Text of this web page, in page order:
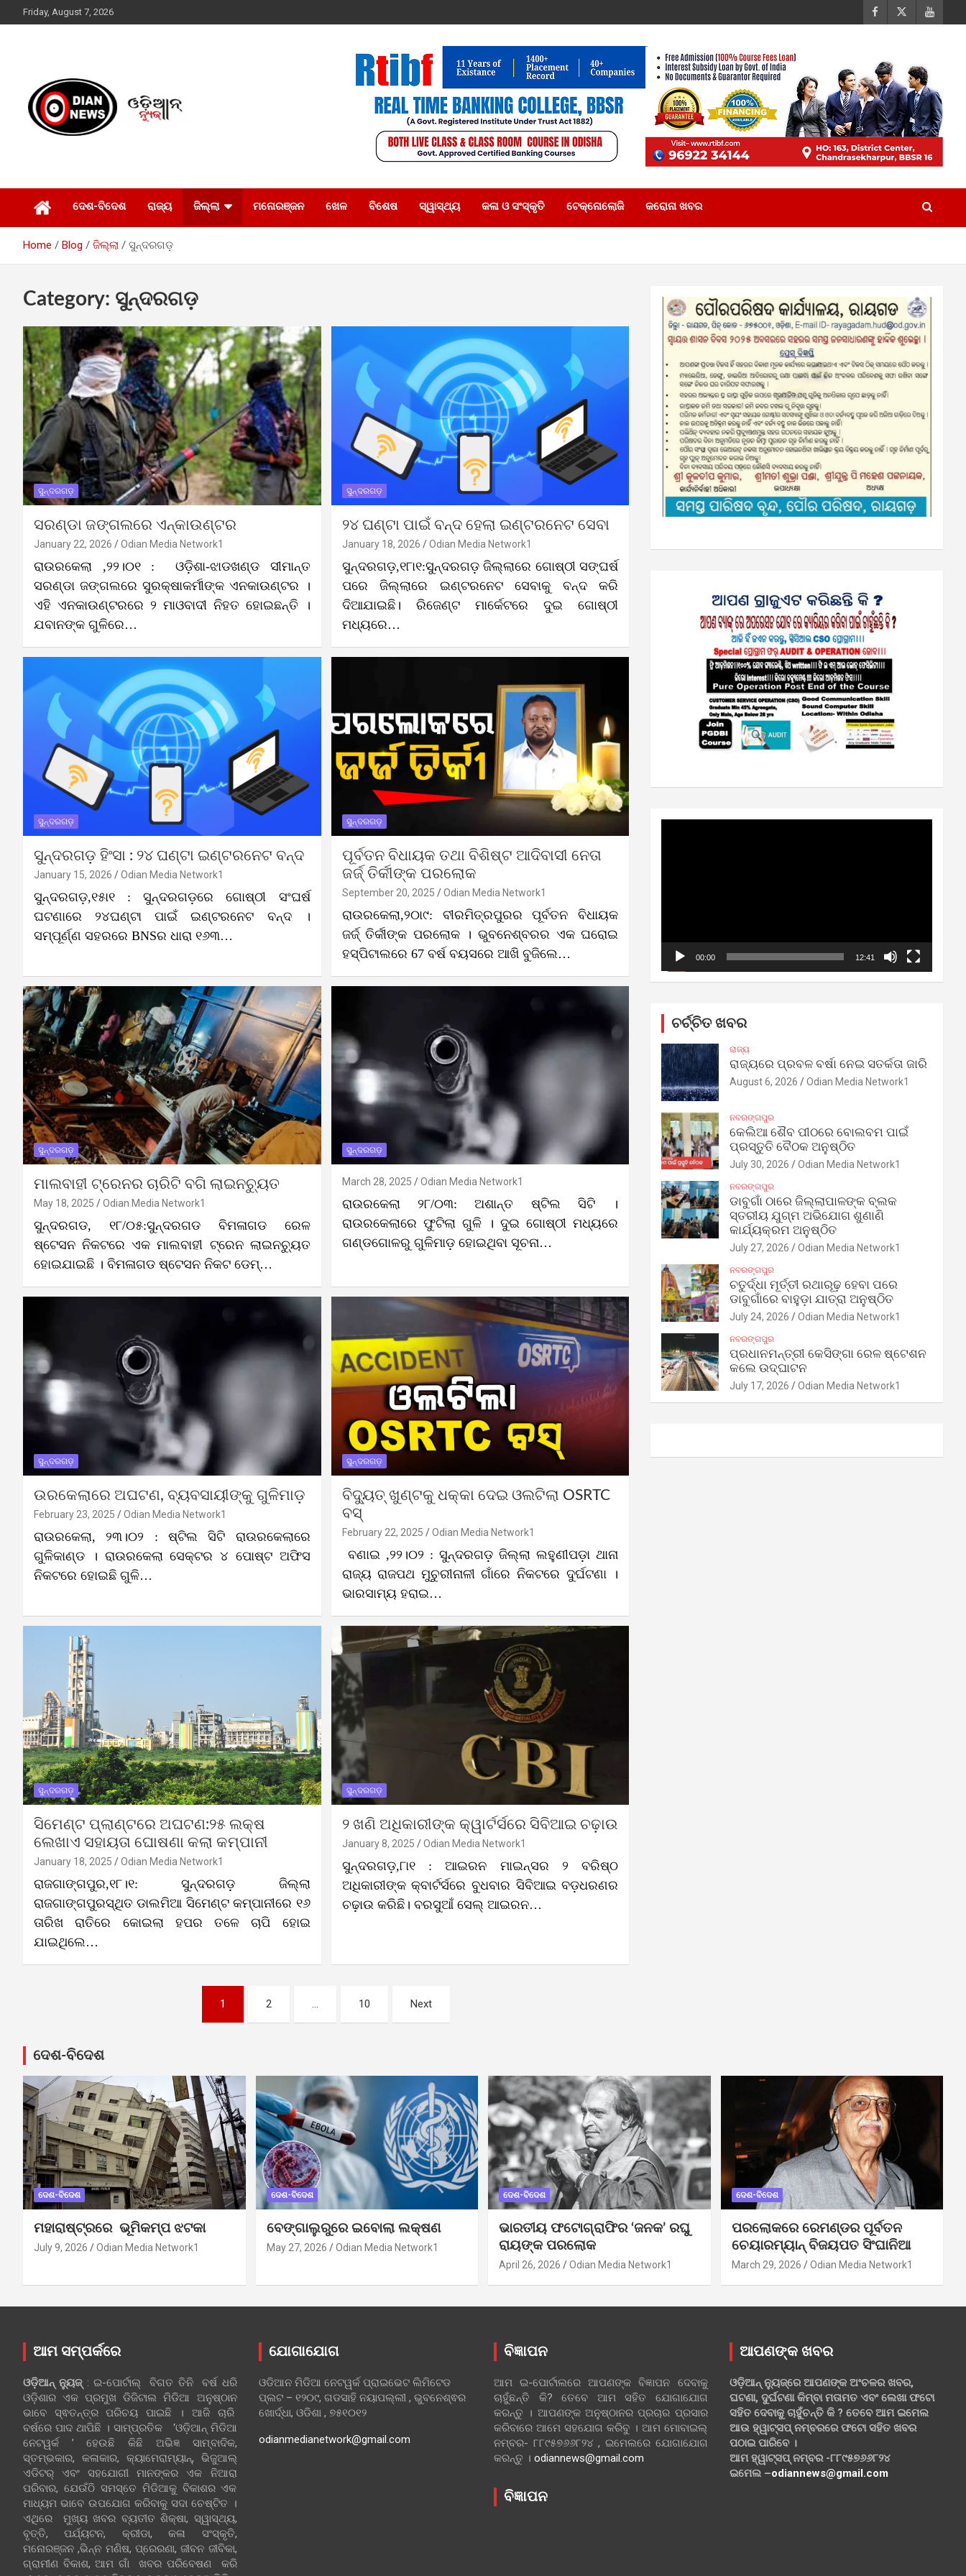
to
Friday, August 7, 2026
ଦେଶ-ବିଦେଶ ରାଜ୍ୟ ଜିଲ୍ଲା ମନୋରଞ୍ଜନ ଖେଳ ବିଶେଷ ସ୍ୱାସ୍ଥ୍ୟ କଳା ଓ ସଂସ୍କୃତି ଟେକ୍ନୋଲୋଜି କରୋନା ଖବର
Home Blog ଜିଲ୍ଲା ସୁନ୍ଦରଗଡ଼
Category: ସୁନ୍ଦରଗଡ଼
ସୁନ୍ଦରଗଡ଼
ସରଣ୍ଡା ଜଙ୍ଗଲରେ ଏନ୍‌କାଉଣ୍ଟର
January 22, 2026 Odian Media Network1
ରାଉରକେଲା ,୨୨।୦୧ : ଓଡ଼ିଶା-ଝାଡଖଣ୍ଡ ସୀମାନ୍ତ
ସରଣ୍ଡା ଜଙ୍ଗଲରେ ସୁରକ୍ଷାକର୍ମୀଙ୍କ ଏନକାଉଣ୍ଟର ।
ଏହି ଏନକାଉଣ୍ଟରରେ ୨ ମାଓବାଦୀ ନିହତ ହୋଇଛନ୍ତି ।
ଯବାନଙ୍କ ଗୁଳିରେ…
ସୁନ୍ଦରଗଡ଼
୨୪ ଘଣ୍ଟା ପାଇଁ ବନ୍ଦ ହେଲା ଇଣ୍ଟରନେଟ ସେବା
January 18, 2026 Odian Media Network1
ସୁନ୍ଦରଗଡ଼,୧୮ା୧:ସୁନ୍ଦରଗଡ଼ ଜିଲ୍ଲାରେ ଗୋଷ୍ଠୀ ସଙ୍ଘର୍ଷ
ପରେ ଜିଲ୍ଲାରେ ଇଣ୍ଟରନେଟ ସେବାକୁ ବନ୍ଦ କରି
ଦିଆଯାଇଛି। ରିଜେଣ୍ଟ ମାର୍କେଟରେ ଦୁଇ ଗୋଷ୍ଠୀ
ମଧ୍ୟରେ…
ସୁନ୍ଦରଗଡ଼
ସୁନ୍ଦରଗଡ଼ ହିଂସା : ୨୪ ଘଣ୍ଟା ଇଣ୍ଟରନେଟ ବନ୍ଦ
January 15, 2026 Odian Media Network1
ସୁନ୍ଦରଗଡ଼,୧୫ା୧ : ସୁନ୍ଦରଗଡ଼ରେ ଗୋଷ୍ଠୀ ସଂଘର୍ଷ
ଘଟଣାରେ ୨୪ଘଣ୍ଟା ପାଇଁ ଇଣ୍ଟରନେଟ ବନ୍ଦ ।
ସମ୍ପୂର୍ଣ୍ଣ ସହରରେ BNSର ଧାରା ୧୬୩…
ସୁନ୍ଦରଗଡ଼
ପୂର୍ବତନ ବିଧାୟକ ତଥା ବିଶିଷ୍ଟ ଆଦିବାସୀ ନେତା
ଜର୍ଜ୍ ତିର୍କୀଙ୍କ ପରଲୋକ
September 20, 2025 Odian Media Network1
ରାଉରକେଲା,୨୦ା୯: ବୀରମିତ୍ରପୁରର ପୂର୍ବତନ ବିଧାୟକ
ଜର୍ଜ୍ ତିର୍କୀଙ୍କ ପରଲୋକ । ଭୁବନେଶ୍ବରର ଏକ ଘରୋଇ
ହସ୍ପିଟାଲରେ 67 ବର୍ଷ ବୟସରେ ଆଖି ବୁଜିଲେ…
ସୁନ୍ଦରଗଡ଼
ମାଲବାହୀ ଟ୍ରେନର ଚାରିଟି ବଗି ଲାଇନଚ୍ୟୁତ
May 18, 2025 Odian Media Network1
ସୁନ୍ଦରଗଡ, ୧୮/୦୫:ସୁନ୍ଦରଗଡ ବିମଳାଗଡ ରେଳ
ଷ୍ଟେସନ ନିକଟରେ ଏକ ମାଲବାହୀ ଟ୍ରେନ ଲାଇନଚ୍ୟୁତ
ହୋଇଯାଇଛି । ବିମଳାଗଡ ଷ୍ଟେସନ ନିକଟ ଡେମ୍…
ସୁନ୍ଦରଗଡ଼
March 28, 2025 Odian Media Network1
ରାଉରକେଲା ୨୮/୦୩: ଅଶାନ୍ତ ଷ୍ଟିଲ ସିଟି ।
ରାଉରକେଲାରେ ଫୁଟିଲା ଗୁଳି । ଦୁଇ ଗୋଷ୍ଠୀ ମଧ୍ୟରେ
ଗଣ୍ଡଗୋଳରୁ ଗୁଳିମାଡ଼ ହୋଇଥିବା ସୂଚନା…
ସୁନ୍ଦରଗଡ଼
ଉରକେଲାରେ ଅଘଟଣ, ବ୍ୟବସାୟୀଙ୍କୁ ଗୁଳିମାଡ଼
February 23, 2025 Odian Media Network1
ରାଉରକେଲା, ୨୩।୦୨ : ଷ୍ଟିଲ ସିଟି ରାଉରକେଲାରେ
ଗୁଳିକାଣ୍ଡ । ରାଉରକେଲା ସେକ୍ଟର ୪ ପୋଷ୍ଟ ଅଫିସ
ନିକଟରେ ହୋଇଛି ଗୁଳି…
ସୁନ୍ଦରଗଡ଼
ବିଦ୍ୟୁତ୍ ଖୁଣ୍ଟକୁ ଧକ୍କା ଦେଇ ଓଲଟିଲା OSRTC
ବସ୍
February 22, 2025 Odian Media Network1
ବଣାଇ ,୨୨।୦୨ : ସୁନ୍ଦରଗଡ଼ ଜିଲ୍ଲା ଲହୁଣୀପଡ଼ା ଥାନା
ରାଜ୍ୟ ରାଜପଥ ମୁଚୁରୀନାଳୀ ଗାଁରେ ନିକଟରେ ଦୁର୍ଘଟଣା ।
ଭାରସାମ୍ୟ ହରାଇ…
ସୁନ୍ଦରଗଡ଼
ସିମେଣ୍ଟ ପ୍ଲାଣ୍ଟରେ ଅଘଟଣ:୨୫ ଲକ୍ଷ
ଲେଖାଏ ସହାୟତା ଘୋଷଣା କଲା କମ୍ପାନୀ
January 18, 2025 Odian Media Network1
ରାଜଗାଙ୍ଗପୁର,୧୮।୧: ସୁନ୍ଦରଗଡ଼ ଜିଲ୍ଲା
ରାଜଗାଙ୍ଗପୁରସ୍ଥିତ ଡାଲମିଆ ସିମେଣ୍ଟ କମ୍ପାନୀରେ ୧୬
ତାରିଖ ରାତିରେ କୋଇଲା ହପର ତଳେ ଚାପି ହୋଇ
ଯାଇଥିଲେ…
ସୁନ୍ଦରଗଡ଼
୨ ଖଣି ଅଧିକାରୀଙ୍କ କ୍ୱାର୍ଟର୍ସରେ ସିବିଆଇ ଚଢ଼ାଉ
January 8, 2025 Odian Media Network1
ସୁନ୍ଦରଗଡ଼,୮ା୧ : ଆଇରନ ମାଇନ୍ସର ୨ ବରିଷ୍ଠ
ଅଧିକାରୀଙ୍କ କ୍ବାର୍ଟର୍ସରେ ବୁଧବାର ସିବିଆଇ ବଡ଼ଧରଣର
ଚଢ଼ାଉ କରିଛି। ବରସୁଆଁ ସେଲ୍‌ ଆଇରନ…
1 2 … 10 Next
00:00 12:41
ଚର୍ଚ୍ଚିତ ଖବର
ରାଜ୍ୟ
ରାଜ୍ୟରେ ପ୍ରବଳ ବର୍ଷା ନେଇ ସତର୍କତା ଜାରି
August 6, 2026 Odian Media Network1
ନବରଙ୍ଗପୁର
କେଲିଆ ଶୈବ ପୀଠରେ ବୋଲବମ ପାଇଁ
ପ୍ରସ୍ତୁତି ବୈଠକ ଅନୁଷ୍ଠିତ
July 30, 2026 Odian Media Network1
ନବରଙ୍ଗପୁର
ଡାବୁଗାଁ ଠାରେ ଜିଲ୍ଲାପାଳଙ୍କ ବ୍ଲକ
ସ୍ତରୀୟ ଯୁଗ୍ମ ଅଭିଯୋଗ ଶୁଣାଣି
କାର୍ଯ୍ୟକ୍ରମ ଅନୁଷ୍ଠିତ
July 27, 2026 Odian Media Network1
ନବରଙ୍ଗପୁର
ଚତୁର୍ଦ୍ଧା ମୂର୍ତ୍ତୀ ରଥାରୂଢ଼ ହେବା ପରେ
ଡାବୁଗାଁରେ ବାହୁଡ଼ା ଯାତ୍ରା ଅନୁଷ୍ଠିତ
July 24, 2026 Odian Media Network1
ନବରଙ୍ଗପୁର
ପ୍ରଧାନମନ୍ତ୍ରୀ କେସିଙ୍ଗା ରେଳ ଷ୍ଟେଶନ
କଲେ ଉଦ୍‌ଘାଟନ
July 17, 2026 Odian Media Network1
ଦେଶ-ବିଦେଶ
ଦେଶ-ବିଦେଶ
ମହାରାଷ୍ଟ୍ରରେ ଭୂମିକମ୍ପ ଝଟକା
July 9, 2026 Odian Media Network1
ଦେଶ-ବିଦେଶ
ବେଙ୍ଗାଲୁରୁରେ ଇବୋଲା ଲକ୍ଷଣ
May 27, 2026 Odian Media Network1
ଦେଶ-ବିଦେଶ
ଭାରତୀୟ ଫଟୋଗ୍ରାଫିର ‘ଜନକ’ ରଘୁ
ରାୟଙ୍କ ପରଲୋକ
April 26, 2026 Odian Media Network1
ଦେଶ-ବିଦେଶ
ପରଲୋକରେ ରେମଣ୍ଡର ପୂର୍ବତନ
ଚେୟାରମ୍ୟାନ୍ ବିଜୟପତ ସିଂଘାନିଆ
March 29, 2026 Odian Media Network1
ଆମ ସମ୍ପର୍କରେ
ଓଡ଼ିଆନ୍‍ ନ୍ୟୁଜ୍‍: ଇ-ପୋର୍ଟାଲ୍ ବିଗତ ତିନି ବର୍ଷ ଧରି
ଓଡ଼ିଶାର ଏକ ପ୍ରମୁଖ ଡିଜିଟାଲ ମିଡିଆ ଅନୁଷ୍ଠାନ
ଭାବେ ସ୍ଵତନ୍ତ୍ର ପରିଚୟ ପାଇଛି । ଆଜି ଚାରି
ବର୍ଷରେ ପାଦ ଥାପିଛି । ସାମ୍ପ୍ରତିକ ‘ଓଡ଼ିଆନ୍‍ ମିଡିଆ
ନେଟୱର୍କ ’ ହେଉଛି କିଛି ଅଭିଜ୍ଞ ସାମ୍ବାଦିକ,
ସ୍ତମ୍ଭକାର, କଳାକାର, କ୍ୟାମେରାମ୍ୟାନ୍, ଭିଜୁଆଲ୍
ଏଡିଟର୍ ଏବଂ ସହଯୋଗୀ ମାନଙ୍କର ଏକ ନିଆରା
ପରିବାର, ଯେଉଁଠି ସମସ୍ତେ ମିଡିଆକୁ ବିକାଶର ଏକ
ମାଧ୍ୟମ ଭାବେ ଉପଯୋଗ କରିବାକୁ ସଦା ଚେଷ୍ଟିତ ।
ଏଥିରେ ମୁଖ୍ୟ ଖବର ବ୍ୟତୀତ ଶିକ୍ଷା, ସ୍ୱାସ୍ଥ୍ୟ,
ବୃତ୍ତି, ପର୍ଯ୍ୟଟନ, କ୍ରୀଡା, କଳା ସଂସ୍କୃତି,
ମନୋରଞ୍ଜନ ,ଭିନ୍ନ ମଣିଷ, ପ୍ରେରଣା, ଜୀବନ ଜୀବିକା,
ଗ୍ରାମୀଣ ବିକାଶ, ଆମ ଗାଁ ଖବର ପରିବେଷଣ କରି
ଯୋଗାଯୋଗ
ଓଡିଆନ ମିଡିଆ ନେଟୱର୍କ ପ୍ରାଇଭେଟ ଲିମିଟେଡ
ପ୍ଲଟ – ୧୨୦୯, ଗଡସାହି ନୟାପଲ୍ଲୀ , ଭୁବନେଶ୍ଵର
ଖୋର୍ଦ୍ଧା, ଓଡିଶା , ୭୫୧୦୧୨
odianmedianetwork@gmail.com
ବିଜ୍ଞାପନ
ଆମ ଇ-ପୋର୍ଟାଲରେ ଆପଣଙ୍କ ବିଜ୍ଞାପନ ଦେବାକୁ
ଚାହୁଁଛନ୍ତି କି? ତେବେ ଆମ ସହିତ ଯୋଗାଯୋଗ
କରନ୍ତୁ । ଆପଣଙ୍କ ଅନୁଷ୍ଠାନର ପ୍ରଚାର ପ୍ରସାର
କରିବାରେ ଆମେ ସହଯୋଗ କରିବୁ । ଆମ ମୋବାଇଲ୍
ନମ୍ବର- ୮୮୯୫୭୬୬୮୨୪ , ଇମେଲରେ ଯୋଗାଯୋଗ
କରନ୍ତୁ । odiannews@gmail.com
ବିଜ୍ଞାପନ
ଆପଣଙ୍କ ଖବର
ଓଡ଼ିଆନ୍ ନ୍ୟୁଜ୍‌ରେ ଆପଣଙ୍କ ଅଂଚଳର ଖବର,
ଘଟଣା, ଦୁର୍ଘଟଣା କିମ୍ବା ମତାମତ ଏବଂ ଲେଖା ଫଟୋ
ସହିତ ଦେବାକୁ ଚାହୁଁଚନ୍ତି କି ? ତେବେ ଆମ ଇମେଲ
ଆଉ ହ୍ୱାଟ୍‌ସପ୍ ନମ୍ବରରେ ଫଟୋ ସହିତ ଖବର
ପଠାଇ ପାରିବେ ।
ଆମ ହ୍ୱାଟ୍‌ସପ୍ ନମ୍ବର -୮୮୯୫୭୬୬୮୨୪
ଇମେଲ –odiannews@gmail.com